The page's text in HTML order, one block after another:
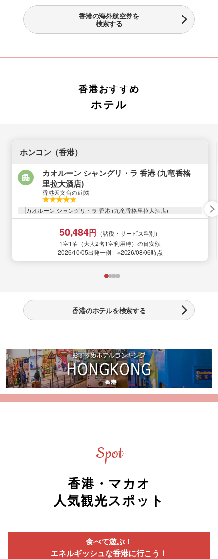
香港の海外航空券を
検索する
香港おすすめ
ホテル
ホンコン（香港）
カオルーン シャングリ・ラ 香港 (九竜香格
里拉大酒店)
香港天文台の近隣
50,484円 （諸税・サービス料別）
1室1泊（大人2名1室利用時）の目安額
2026/10/05出発一例 ※2026/08/06時点
香港のホテルを検索する
Spot
香港・マカオ
人気観光スポット
食べて遊ぶ！
エネルギッシュな香港に行こう！